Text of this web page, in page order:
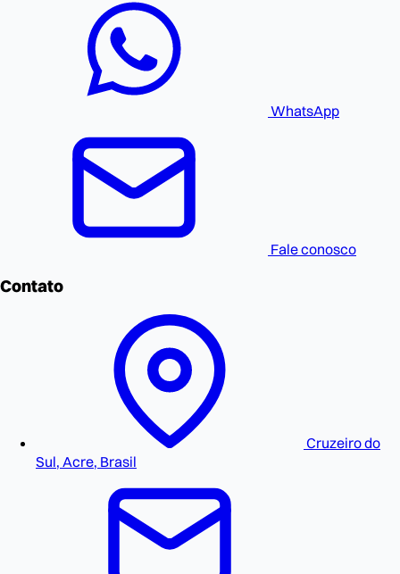
WhatsApp
Fale conosco
Contato
Cruzeiro do
Sul, Acre, Brasil